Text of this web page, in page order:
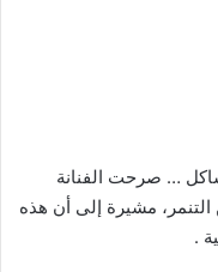
… صرحت الفنانة
التنمر، مشيرة إلى أن هذه
.